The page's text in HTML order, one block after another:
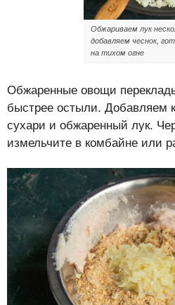
Обжариваем лук
добавляем чеснок,
на тихом огне
Обжаренные овощи
быстрее остыли. Добавляем
сухари и обжаренный лук.
измельчите в комбайне или